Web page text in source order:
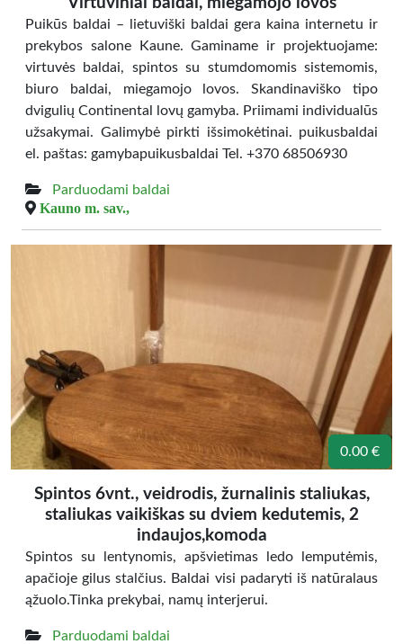
Puikūs baldai – lietuviški baldai gera kaina internetu ir
prekybos salone Kaune. Gaminame ir projektuojame:
virtuvės baldai, spintos su stumdomomis sistemomis,
biuro baldai, miegamojo lovos. Skandinaviško tipo
dvigulių Continental lovų gamyba. Priimami individualūs
užsakymai. Galimybė pirkti išsimokėtinai. puikusbaldai
el. paštas: gamybapuikusbaldai Tel. +370 68506930
Parduodami baldai
Kauno m. sav.,
0.00 €
Spintos 6vnt., veidrodis, žurnalinis staliukas,
staliukas vaikiškas su dviem kedutemis, 2
indaujos,komoda
Spintos su lentynomis, apšvietimas ledo lemputėmis,
apačioje gilus stalčius. Baldai visi padaryti iš natūralaus
ąžuolo.Tinka prekybai, namų interjerui.
Parduodami baldai